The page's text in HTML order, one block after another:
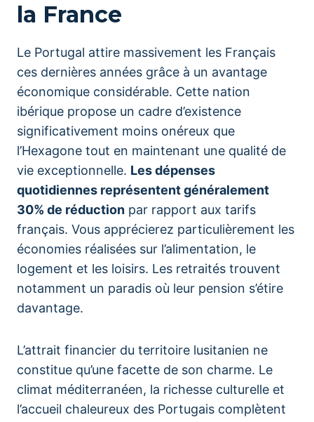
la France
Le Portugal attire massivement les Français
ces dernières années grâce à un avantage
économique considérable. Cette nation
ibérique propose un cadre d’existence
significativement moins onéreux que
l’Hexagone tout en maintenant une qualité de
vie exceptionnelle. Les dépenses
quotidiennes représentent généralement
30% de réduction par rapport aux tarifs
français. Vous apprécierez particulièrement les
économies réalisées sur l’alimentation, le
logement et les loisirs. Les retraités trouvent
notamment un paradis où leur pension s’étire
davantage.
L’attrait financier du territoire lusitanien ne
constitue qu’une facette de son charme. Le
climat méditerranéen, la richesse culturelle et
l’accueil chaleureux des Portugais complètent